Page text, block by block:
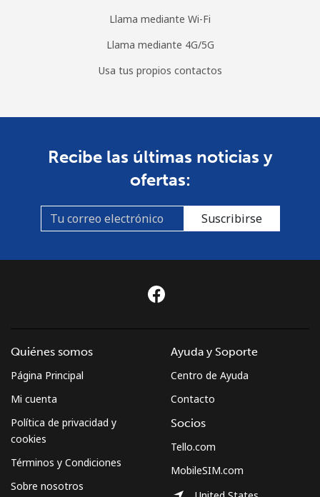
Llama mediante Wi-Fi
Llama mediante 4G/5G
Usa tus propios contactos
Recibe las últimas noticias y
ofertas:
Suscribirse
Quiénes somos
Página Principal
Mi cuenta
Política de privacidad y
cookies
Términos y Condiciones
Sobre nosotros
Ayuda y Soporte
Centro de Ayuda
Contacto
Socios
Tello.com
MobileSIM.com